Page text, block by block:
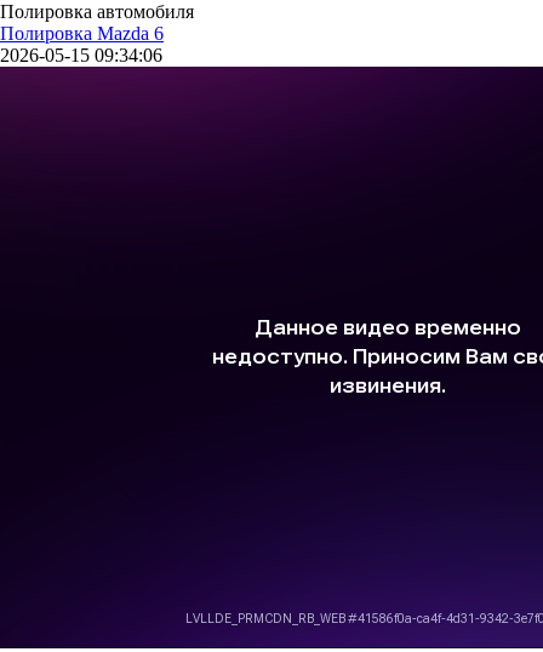
Полировка автомобиля
Полировка Mazda 6
2026-05-15 09:34:06